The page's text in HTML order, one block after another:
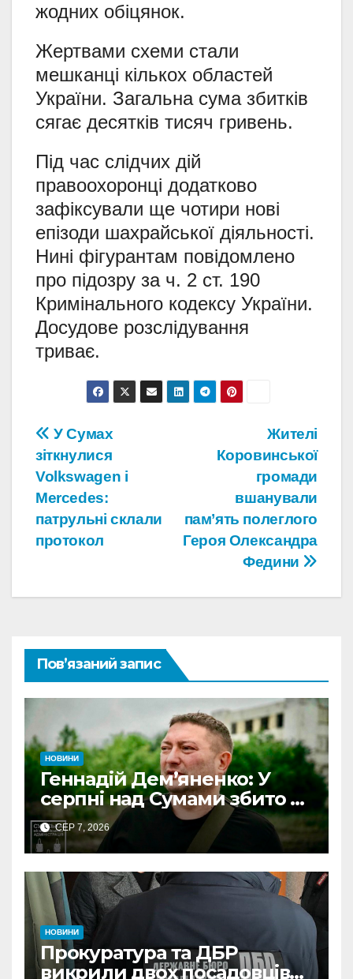
жодних обіцянок.
Жертвами схеми стали
мешканці кількох областей
України. Загальна сума збитків
сягає десятків тисяч гривень.
Під час слідчих дій
правоохоронці додатково
зафіксували ще чотири нові
епізоди шахрайської діяльності.
Нині фігурантам повідомлено
про підозру за ч. 2 ст. 190
Кримінального кодексу України.
Досудове розслідування
триває.
Навігація
записів
Жителі
Коровинської
громади
вшанували
пам’ять полеглого
Героя Олександра
Федини
У Сумах
зіткнулися
Volkswagen і
Mercedes:
патрульні склали
протокол
Пов’язаний запис
НОВИНИ
Геннадій Дем’яненко: У
серпні над Сумами збито 6
КАБів
СЕР 7, 2026
НОВИНИ
Прокуратура та ДБР
викрили двох посадовців